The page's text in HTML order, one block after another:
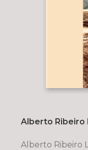
Alberto Ribeiro
Alberto Ribeiro